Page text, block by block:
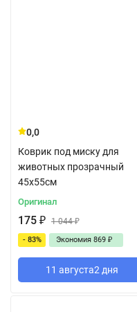
0,0
Коврик под миску для
животных прозрачный
45x55см
Оригинал
175 ₽ 1 044₽
- 83% Экономия 869 ₽
11 августа2 дня